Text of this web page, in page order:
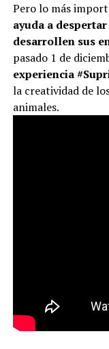
Pero lo más
ayuda a
desarrollen sus
pasado 1 de
experiencia
la creatividad de
animales.